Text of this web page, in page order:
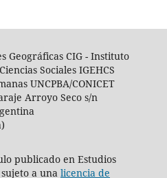
Geográficas CIG - Instituto
Sociales IGEHCS
UNCPBA/CONICET
Arroyo Seco s/n
publicado en Estudios
a una licencia de